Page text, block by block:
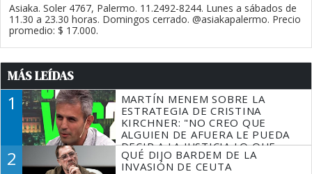
Asiaka. Soler 4767, Palermo. 11.2492-8244. Lunes a sábados de
11.30 a 23.30 horas. Domingos cerrado. @asiakapalermo. Precio
promedio: $ 17.000.
MÁS LEÍDAS
1
MARTÍN MENEM SOBRE LA
ESTRATEGIA DE CRISTINA
KIRCHNER: "NO CREO QUE
ALGUIEN DE AFUERA LE PUEDA
DECIR A LA JUSTICIA LO QUE
TIENE QUE HACER"
2
QUÉ DIJO BARDEM DE LA
INVASIÓN DE CEUTA